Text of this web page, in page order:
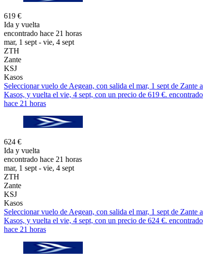
619 €
Ida y vuelta
encontrado hace 21 horas
mar, 1 sept - vie, 4 sept
ZTH
Zante
KSJ
Kasos
Seleccionar vuelo de Aegean, con salida el mar, 1 sept de Zante a
Kasos, y vuelta el vie, 4 sept, con un precio de 619 €. encontrado
hace 21 horas
624 €
Ida y vuelta
encontrado hace 21 horas
mar, 1 sept - vie, 4 sept
ZTH
Zante
KSJ
Kasos
Seleccionar vuelo de Aegean, con salida el mar, 1 sept de Zante a
Kasos, y vuelta el vie, 4 sept, con un precio de 624 €. encontrado
hace 21 horas